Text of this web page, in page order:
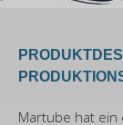
Martube hat ein